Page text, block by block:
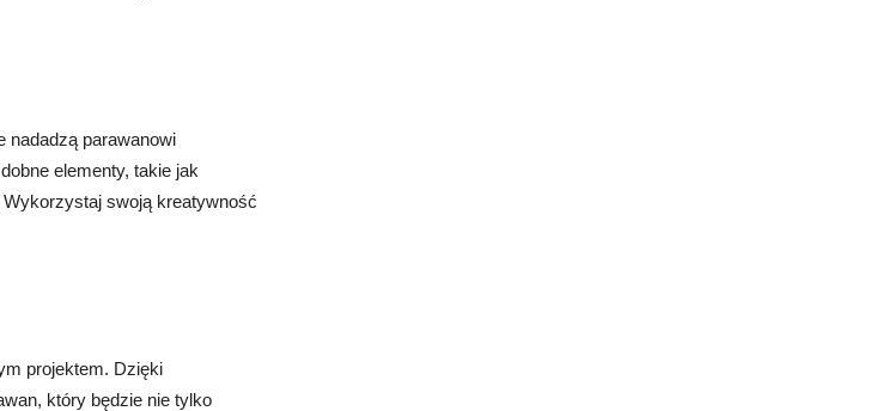
nadadzą parawanowi
elementy, takie jak
swoją kreatywność
projektem. Dzięki
który będzie nie tylko